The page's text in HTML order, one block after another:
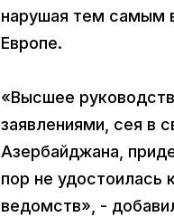
нарушая тем самым
Европе.
«Высшее
заявлениями, сея в
Азербайджана,
пор не
ведомств», -